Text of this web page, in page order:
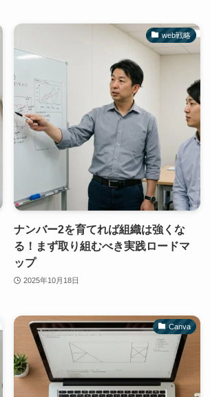
web戦略
ナンバー2を育てれば組織は強くな
る！まず取り組むべき実践ロードマ
ップ
2025年10月18日
Canva